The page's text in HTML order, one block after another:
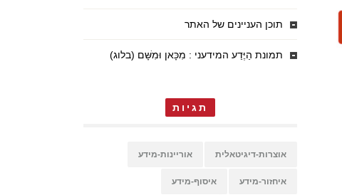
תוכן העניינים של האתר
תמונת הַיֶּדַע המידעני : מִכָּאן וּמִשָּׁם (בלוג)
תגיות
אוצרות-דיגיטאלית אוריינות-מידע
איחזור-מידע איסוף-מידע